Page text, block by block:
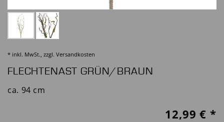
* inkl. MwSt., zzgl. Versandkosten
FLECHTENAST GRÜN/BRAUN
ca. 94 cm
12,99 € *